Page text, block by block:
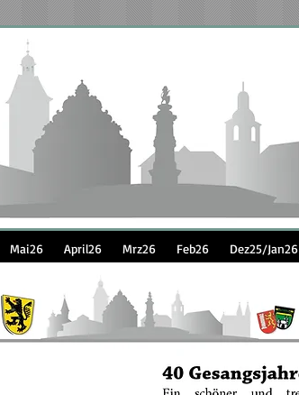
Mai26 April26 Mrz26 Feb26 Dez25/Jan26